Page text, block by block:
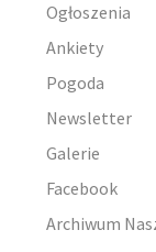
Ogłoszenia
Ankiety
Pogoda
Newsletter
Galerie
Facebook
Archiwum